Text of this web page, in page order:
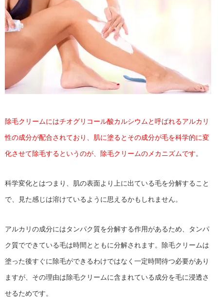
除毛クリームにはチオグリコール酸カルシウムと呼ばれるアルカリ
性の成分が配合されており、肌に塗るとその成分が毛を科学的に変
化させて除毛するというのが、除毛クリームのメカニズムです。
科学変化とはつまり、肌の表面より上に出ている毛を分解すること
で、見た感じは溶けているように思えるかもしれません。
アルカリの成分にはタンパク質を分解する作用があるため、タンパ
ク質でできている毛は時間とともに分解されます。除毛クリームは
塗った後すぐに除毛ができるわけではなく一定時間待つ必要があり
ますが、その理由は除毛クリームに含まれている成分を毛に浸透さ
せるためです。